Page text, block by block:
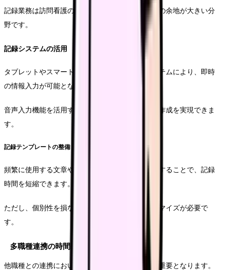
記録業務は訪問看護の重要な要素であり、効率化の余地が大きい分
野です。
記録システムの活用
タブレットやスマートフォンを活用した記録システムにより、即時
の情報入力が可能となります。
音声入力機能を活用することで、より迅速な記録作成を実現できま
す。
記録テンプレートの整備
頻繁に使用する文章やフレーズをテンプレート化することで、記録
時間を短縮できます。
ただし、個別性を損なわないよう、適切なカスタマイズが必要で
す。
多職種連携の時間効率
他職種との連携においても、効率的な時間管理が重要となります。